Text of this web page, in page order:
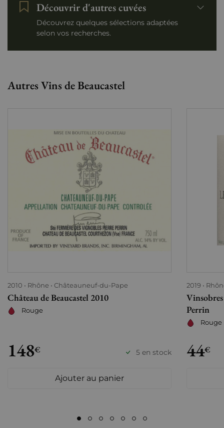
Découvrir d'autres cuvées
Découvrez quelques sélections adaptées
selon vos recherches.
Autres Vins de Beaucastel
2010 Rhône Châteauneuf-du-Pape
Château de Beaucastel 2010
Rouge
148€ 5 en stock
Ajouter au panier
2019
Perrin
Rouge
44€